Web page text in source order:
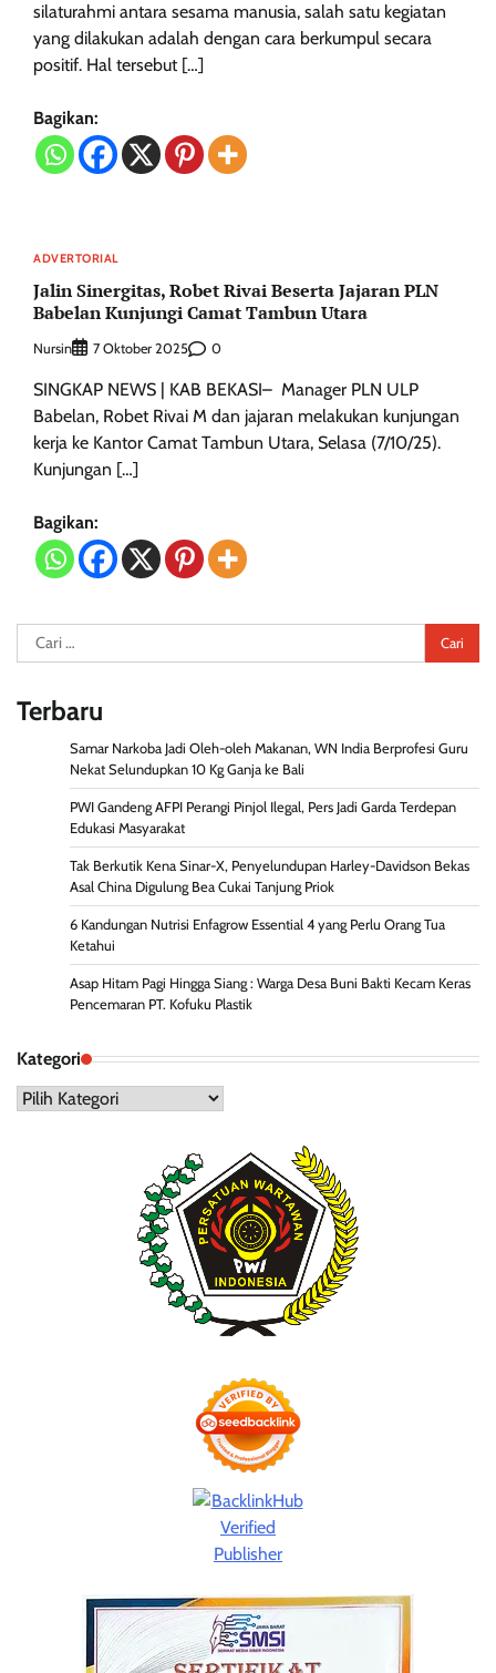
silaturahmi antara sesama manusia, salah satu kegiatan
yang dilakukan adalah dengan cara berkumpul secara
positif. Hal tersebut […]
Bagikan:
ADVERTORIAL
Jalin Sinergitas, Robet Rivai Beserta Jajaran PLN
Babelan Kunjungi Camat Tambun Utara
Nursin 7 Oktober 2025 0
SINGKAP NEWS | KAB BEKASI– Manager PLN ULP
Babelan, Robet Rivai M dan jajaran melakukan kunjungan
kerja ke Kantor Camat Tambun Utara, Selasa (7/10/25).
Kunjungan […]
Bagikan:
Cari
untuk:
Terbaru
Samar Narkoba Jadi Oleh-oleh Makanan, WN India Berprofesi Guru
Nekat Selundupkan 10 Kg Ganja ke Bali
PWI Gandeng AFPI Perangi Pinjol Ilegal, Pers Jadi Garda Terdepan
Edukasi Masyarakat
Tak Berkutik Kena Sinar-X, Penyelundupan Harley-Davidson Bekas
Asal China Digulung Bea Cukai Tanjung Priok
6 Kandungan Nutrisi Enfagrow Essential 4 yang Perlu Orang Tua
Ketahui
Asap Hitam Pagi Hingga Siang : Warga Desa Buni Bakti Kecam Keras
Pencemaran PT. Kofuku Plastik
Kategori
Kategori